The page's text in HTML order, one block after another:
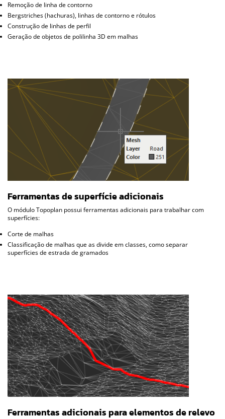
Remoção de linha de contorno
Bergstriches (hachuras), linhas de contorno e rótulos
Construção de linhas de perfil
Geração de objetos de polilinha 3D em malhas
Ferramentas de superfície adicionais
O módulo Topoplan possui ferramentas adicionais para trabalhar com
superfícies:
Corte de malhas
Classificação de malhas que as divide em classes, como separar
superfícies de estrada de gramados
Ferramentas adicionais para elementos de relevo